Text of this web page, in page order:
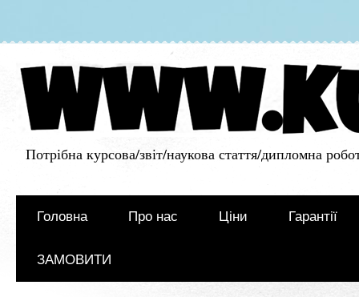
Потрібна курсова/звіт/наукова стаття/дипломна
Головна Про нас Ціни Гарантії
ЗАМОВИТИ